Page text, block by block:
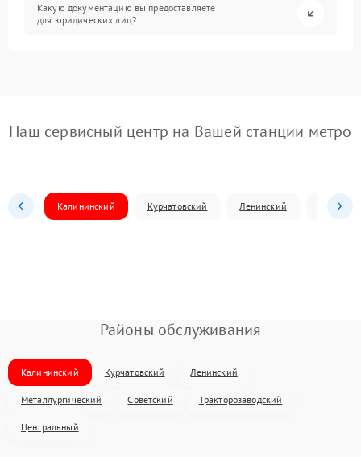
Какую документацию вы предоставляете
для юридических лиц?
Наш сервисный центр на Вашей станции метро
Калининский Курчатовский Ленинский
Районы обслуживания
Калининский Курчатовский Ленинский
Металлургический Советский Тракторозаводский
Центральный